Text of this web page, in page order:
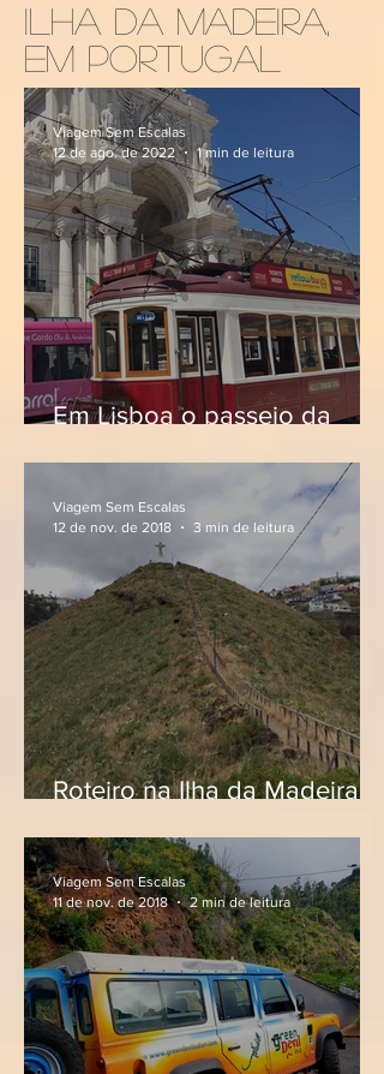
Ilha da madeira,
em portugal
Em Lisboa o passeio da
cupom de desconto
Viagem Sem Escalas
12 de ago. de 2022
1 min de leitura
Roteiro na Ilha da Madeira,
Viagem Sem Escalas
12 de nov. de 2018
3 min de leitura
Viagem Sem Escalas
11 de nov. de 2018
2 min de leitura